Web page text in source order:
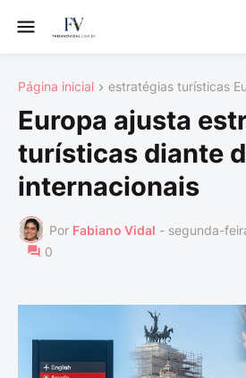
Página inicial estratégias turísticas
Europa ajusta
turísticas diante
internacionais
Por Fabiano Vidal - segunda-
0